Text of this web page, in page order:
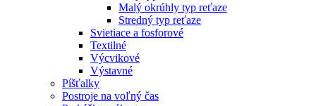
Malý okrúhly typ reťaze
Stredný typ reťaze
Svietiace a fosforové
Textilné
Výcvikové
Výstavné
Píšťalky
Postroje na voľný čas